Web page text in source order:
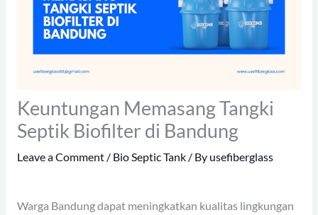
Keuntungan Memasang Tangki
Septik Biofilter di Bandung
Leave a Comment / Bio Septic Tank/ By usefiberglass
Warga Bandung dapat meningkatkan kualitas lingkungan